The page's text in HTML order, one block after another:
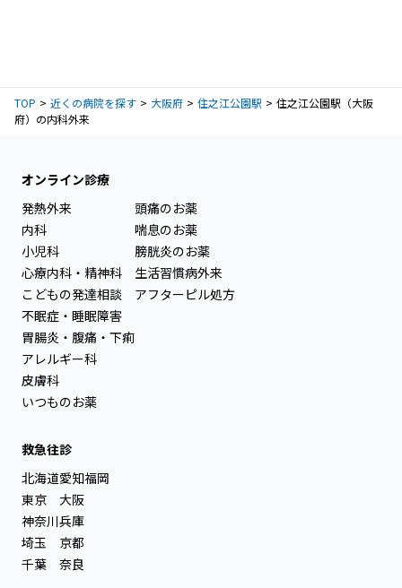
TOP 近くの病院を探す 大阪府 住之江公園駅
住之江公園駅（大阪
府）の内科外来
オンライン診療
発熱外来
内科
小児科
心療内科・精神科
こどもの発達相談
不眠症・睡眠障害
胃腸炎・腹痛・下痢
アレルギー科
皮膚科
いつものお薬
頭痛のお薬
喘息のお薬
膀胱炎のお薬
生活習慣病外来
アフターピル処方
救急往診
北海道
東京
神奈川
埼玉
千葉
愛知
大阪
兵庫
京都
奈良
福岡